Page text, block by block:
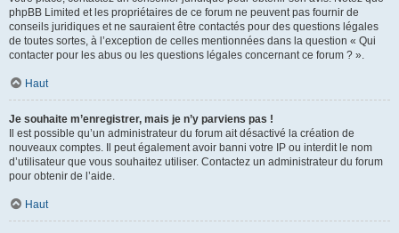
phpBB Limited et les propriétaires de ce forum ne peuvent pas fournir de
conseils juridiques et ne sauraient être contactés pour des questions légales
de toutes sortes, à l’exception de celles mentionnées dans la question « Qui
contacter pour les abus ou les questions légales concernant ce forum ? ».
Haut
Je souhaite m’enregistrer, mais je n’y parviens pas !
Il est possible qu’un administrateur du forum ait désactivé la création de
nouveaux comptes. Il peut également avoir banni votre IP ou interdit le nom
d’utilisateur que vous souhaitez utiliser. Contactez un administrateur du forum
pour obtenir de l’aide.
Haut